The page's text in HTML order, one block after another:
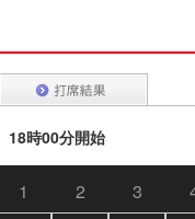
時00分開始
1 2 3